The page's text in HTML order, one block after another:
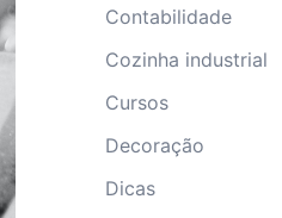
Contabilidade
Cozinha industrial
Cursos
Decoração
Dicas